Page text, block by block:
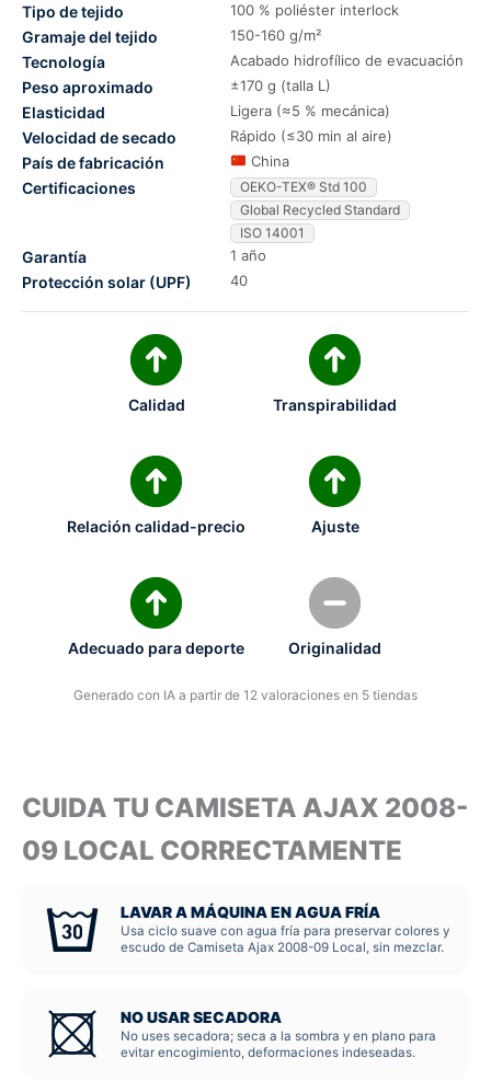
Tipo de tejido 100 % poliéster interlock
Gramaje del tejido 150-160 g/m²
Tecnología Acabado hidrofílico de evacuación
Peso aproximado ±170 g (talla L)
Elasticidad Ligera (≈5 % mecánica)
Velocidad de secado Rápido (≤30 min al aire)
País de fabricación China
Certificaciones
OEKO-TEX® Std 100
Global Recycled Standard
ISO 14001
Garantía 1 año
Protección solar (UPF) 40
Calidad Transpirabilidad
Relación calidad-precio Ajuste
Adecuado para deporte Originalidad
Generado con IA a partir de 12 valoraciones en 5 tiendas
CUIDA TU CAMISETA AJAX 2008-
09 LOCAL CORRECTAMENTE
LAVAR A MÁQUINA EN AGUA FRÍA
Usa ciclo suave con agua fría para preservar colores y
escudo de Camiseta Ajax 2008-09 Local, sin mezclar.
NO USAR SECADORA
No uses secadora; seca a la sombra y en plano para
evitar encogimiento, deformaciones indeseadas.